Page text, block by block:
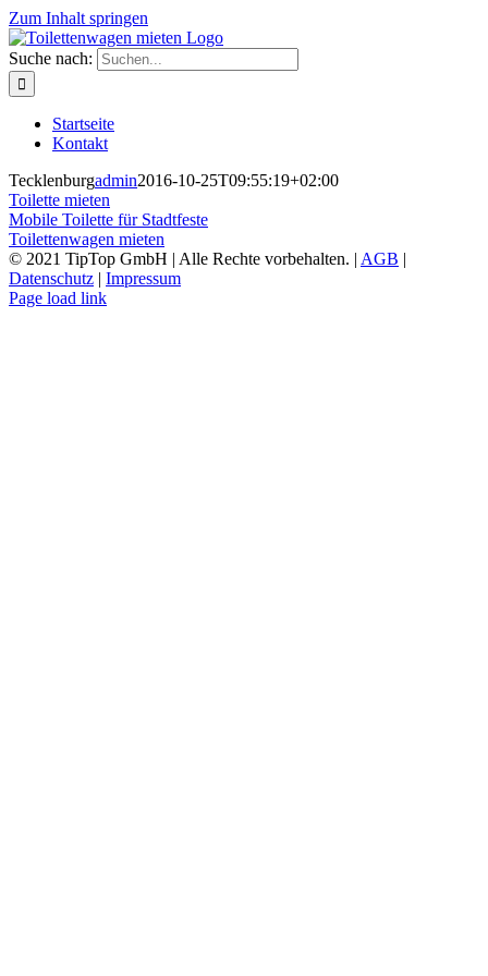
Zum Inhalt springen
Suche nach:
Startseite
Kontakt
Tecklenburgadmin2016-10-25T09:55:19+02:00
Toilette mieten
Mobile Toilette für Stadtfeste
Toilettenwagen mieten
© 2021 TipTop GmbH | Alle Rechte vorbehalten. | AGB |
Datenschutz | Impressum
Page load link